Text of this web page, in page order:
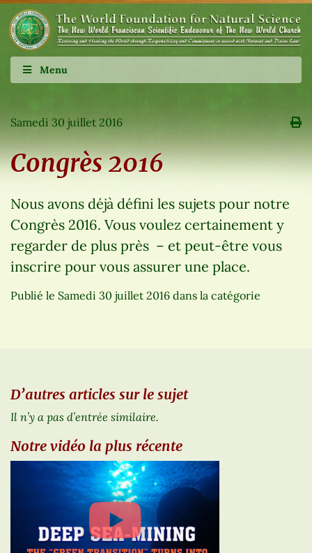
Menu
Samedi 30 juillet 2016
Congrès 2016
Nous avons déjà défini les sujets pour notre
Congrès 2016. Vous voulez certainement y
regarder de plus près – et peut-être vous
inscrire pour vous assurer une place.
Publié le Samedi 30 juillet 2016 dans la catégorie
D’autres articles sur le sujet
Il n’y a pas d’entrée similaire.
Notre vidéo la plus récente